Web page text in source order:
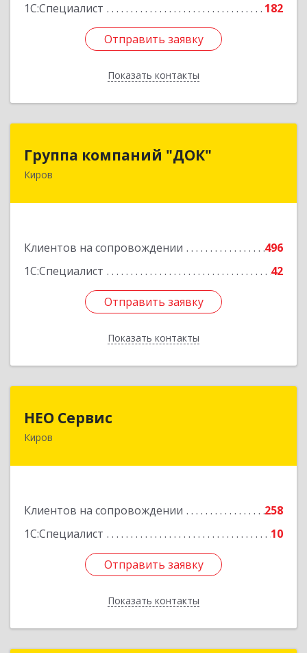
1С:Специалист
182
Отправить заявку
Показать контакты
Отправить заявку
Назад
Группа компаний "ДОК"
Киров
Клиентов на сопровождении
496
1С:Специалист
42
Отправить заявку
Показать контакты
Группа компаний "ДОК"
610017, Кировская обл, Киров г, Горького ул,
Отправить заявку
Назад
НЕО Сервис
Киров
Клиентов на сопровождении
258
1С:Специалист
10
Отправить заявку
Показать контакты
610045, Кировская обл, Киров г, Ульяновская
Отправить заявку
Назад